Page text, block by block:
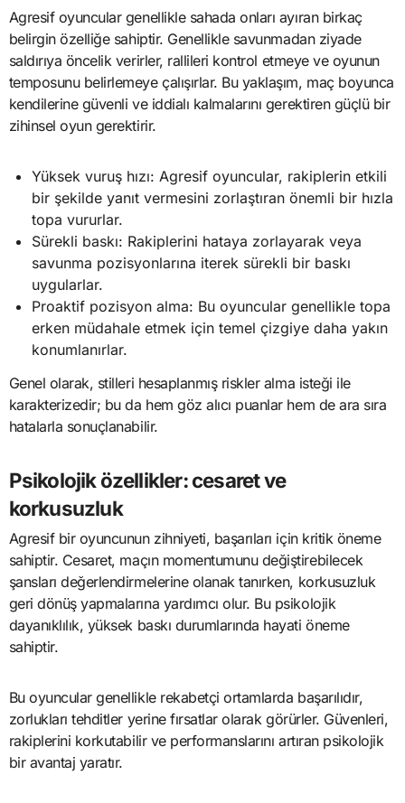
Agresif oyuncular genellikle sahada onları ayıran birkaç
belirgin özelliğe sahiptir. Genellikle savunmadan ziyade
saldırıya öncelik verirler, rallileri kontrol etmeye ve oyunun
temposunu belirlemeye çalışırlar. Bu yaklaşım, maç boyunca
kendilerine güvenli ve iddialı kalmalarını gerektiren güçlü bir
zihinsel oyun gerektirir.
Yüksek vuruş hızı: Agresif oyuncular, rakiplerin etkili
bir şekilde yanıt vermesini zorlaştıran önemli bir hızla
topa vururlar.
Sürekli baskı: Rakiplerini hataya zorlayarak veya
savunma pozisyonlarına iterek sürekli bir baskı
uygularlar.
Proaktif pozisyon alma: Bu oyuncular genellikle topa
erken müdahale etmek için temel çizgiye daha yakın
konumlanırlar.
Genel olarak, stilleri hesaplanmış riskler alma isteği ile
karakterizedir; bu da hem göz alıcı puanlar hem de ara sıra
hatalarla sonuçlanabilir.
Psikolojik özellikler: cesaret ve
korkusuzluk
Agresif bir oyuncunun zihniyeti, başarıları için kritik öneme
sahiptir. Cesaret, maçın momentumunu değiştirebilecek
şansları değerlendirmelerine olanak tanırken, korkusuzluk
geri dönüş yapmalarına yardımcı olur. Bu psikolojik
dayanıklılık, yüksek baskı durumlarında hayati öneme
sahiptir.
Bu oyuncular genellikle rekabetçi ortamlarda başarılıdır,
zorlukları tehditler yerine fırsatlar olarak görürler. Güvenleri,
rakiplerini korkutabilir ve performanslarını artıran psikolojik
bir avantaj yaratır.